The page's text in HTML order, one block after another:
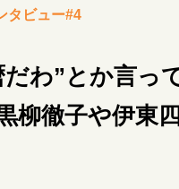
40代からの景色
地域とつながる/お金
タビュー#4
わ”とか言っ
柳徹子や伊東